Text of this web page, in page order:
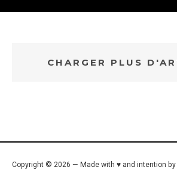
CHARGER PLUS
Copyright © 2026 — Made with ♥ and intention by